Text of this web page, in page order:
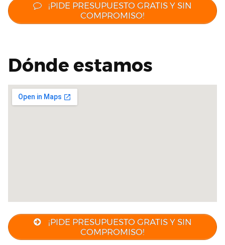
¡PIDE PRESUPUESTO GRATIS Y SIN
COMPROMISO!
Dónde estamos
¡PIDE PRESUPUESTO GRATIS Y SIN
COMPROMISO!